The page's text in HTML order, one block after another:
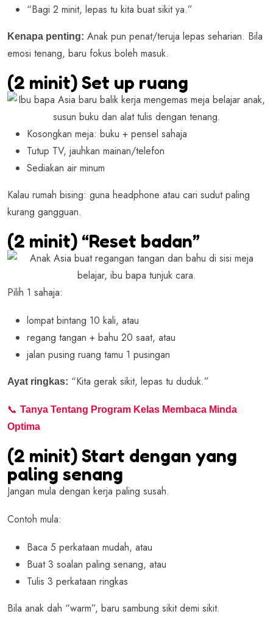
“Bagi 2 minit, lepas tu kita buat sikit ya.”
Kenapa penting: Anak pun penat/teruja lepas seharian. Bila
emosi tenang, baru fokus boleh masuk.
(2 minit) Set up ruang
Kosongkan meja: buku + pensel sahaja
Tutup TV, jauhkan mainan/telefon
Sediakan air minum
Kalau rumah bising: guna headphone atau cari sudut paling
kurang gangguan.
(2 minit) “Reset badan”
Pilih 1 sahaja:
lompat bintang 10 kali, atau
regang tangan + bahu 20 saat, atau
jalan pusing ruang tamu 1 pusingan
Ayat ringkas: “Kita gerak sikit, lepas tu duduk.”
📞 Tanya Tentang Program Kelas Membaca Minda
Optima
(2 minit) Start dengan yang
paling senang
Jangan mula dengan kerja paling susah.
Contoh mula:
Baca 5 perkataan mudah, atau
Buat 3 soalan paling senang, atau
Tulis 3 perkataan ringkas
Bila anak dah “warm”, baru sambung sikit demi sikit.